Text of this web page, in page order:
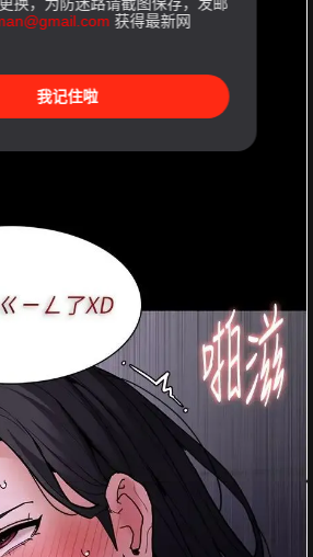
获得最新网
我记住啦